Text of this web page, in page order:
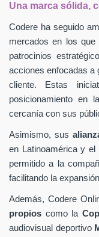
Una marca sólida,
Codere ha seguido
mercados en los que
patrocinios
acciones enfocadas a
cliente. Estas
posicionamiento en
cercanía con sus
Asimismo, sus
en Latinoamérica y
permitido a la
facilitando la
Además, Codere
propios como la
audiovisual deportivo